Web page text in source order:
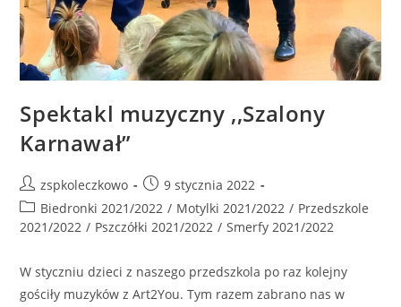
Spektakl muzyczny ,,Szalony
Karnawał”
zspkoleczkowo
9 stycznia 2022
Biedronki 2021/2022 / Motylki 2021/2022 / Przedszkole
2021/2022 / Pszczółki 2021/2022 / Smerfy 2021/2022
W styczniu dzieci z naszego przedszkola po raz kolejny
gościły muzyków z Art2You. Tym razem zabrano nas w